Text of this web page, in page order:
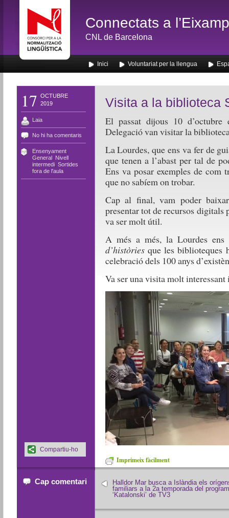
Connectats a
CNL de Barcelona
Inici Voluntariat per la llengua
17 OCTUBRE
2019
Laia
No hi ha comentaris
Ensenyament,
General, Nivell
intermedi, Sortides
fora de l'aula
Visita a la biblioteca
El passat dijous 10
Delegació van visitar la
La Lourdes, que ens va fer de
que tenen a l’abast per tal de
Ens va posar exemples de com
que no sabíem on trobar.
Cap al final, vam poder
presentar tot de recursos digitals
va ser molt útil.
A més a més, la Lourdes
d’històries que les biblioteques
celebració dels 100 anys
Va ser una visita molt interessant
Imprimeix fàcilment
Compartiu-ho
Cap comentari
Halldor Mar busca a Islàndia els
familiars a la 2a temporada del
‘Katalonski’ de TV3